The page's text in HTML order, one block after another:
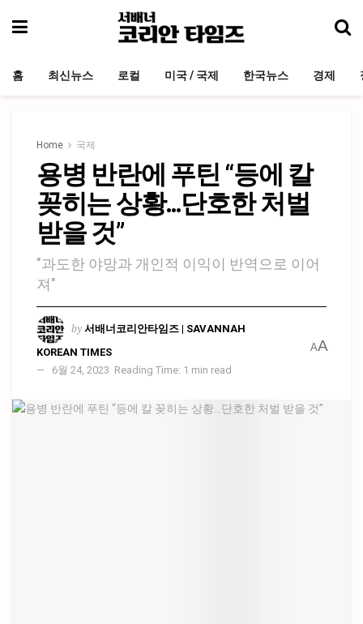
홈 최신뉴스 로컬 미국 / 국제 한국뉴스 경제
Home 국제
용병 반란에 푸틴 “등에 칼
꽂히는 상황…단호한 처벌
받을 것”
"과도한 야망과 개인적 이익이 반역으로 이어
져"
by 서배너코리안타임즈 | SAVANNAH
KOREAN TIMES
6월 24, 2023 Reading Time: 1 min read
AA